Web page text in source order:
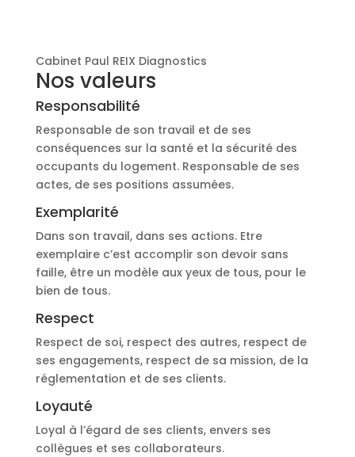
Cabinet Paul REIX Diagnostics
Nos valeurs
Responsabilité
Responsable de son travail et de ses
conséquences sur la santé et la sécurité des
occupants du logement. Responsable de ses
actes, de ses positions assumées.
Exemplarité
Dans son travail, dans ses actions. Etre
exemplaire c’est accomplir son devoir sans
faille, être un modèle aux yeux de tous, pour le
bien de tous.
Respect
Respect de soi, respect des autres, respect de
ses engagements, respect de sa mission, de la
réglementation et de ses clients.
Loyauté
Loyal à l’égard de ses clients, envers ses
collègues et ses collaborateurs.